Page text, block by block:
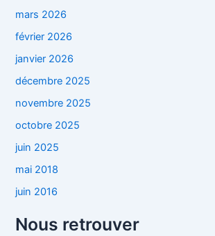
mars 2026
février 2026
janvier 2026
décembre 2025
novembre 2025
octobre 2025
juin 2025
mai 2018
juin 2016
Nous retrouver